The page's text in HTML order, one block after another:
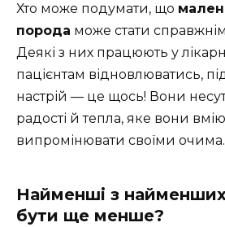
Хто може подумати, що
порода може стати
Деякі з них працюють у
пацієнтам відновлюватись,
настрій — це щось! Вони
радості й тепла, яке вони
випромінювати своїми очима.
Найменші з
бути ще менше?